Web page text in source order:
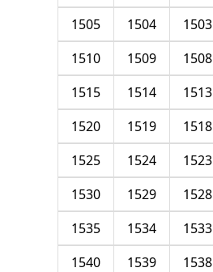
1503
1504
1505
1508
1509
1510
1513
1514
1515
1518
1519
1520
1523
1524
1525
1528
1529
1530
1533
1534
1535
1538
1539
1540